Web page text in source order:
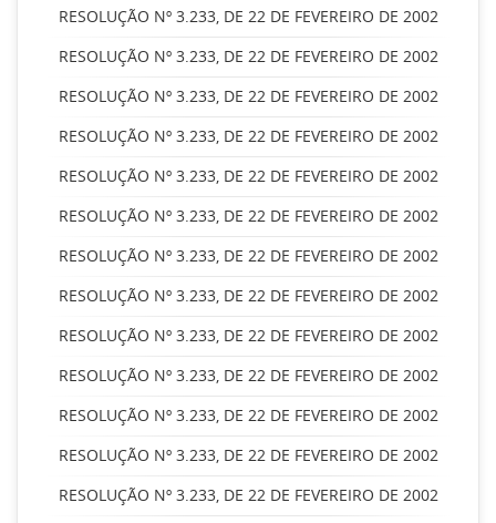
RESOLUÇÃO Nº 3.233, DE 22 DE FEVEREIRO DE 2002
RESOLUÇÃO Nº 3.233, DE 22 DE FEVEREIRO DE 2002
RESOLUÇÃO Nº 3.233, DE 22 DE FEVEREIRO DE 2002
RESOLUÇÃO Nº 3.233, DE 22 DE FEVEREIRO DE 2002
RESOLUÇÃO Nº 3.233, DE 22 DE FEVEREIRO DE 2002
RESOLUÇÃO Nº 3.233, DE 22 DE FEVEREIRO DE 2002
RESOLUÇÃO Nº 3.233, DE 22 DE FEVEREIRO DE 2002
RESOLUÇÃO Nº 3.233, DE 22 DE FEVEREIRO DE 2002
RESOLUÇÃO Nº 3.233, DE 22 DE FEVEREIRO DE 2002
RESOLUÇÃO Nº 3.233, DE 22 DE FEVEREIRO DE 2002
RESOLUÇÃO Nº 3.233, DE 22 DE FEVEREIRO DE 2002
RESOLUÇÃO Nº 3.233, DE 22 DE FEVEREIRO DE 2002
RESOLUÇÃO Nº 3.233, DE 22 DE FEVEREIRO DE 2002